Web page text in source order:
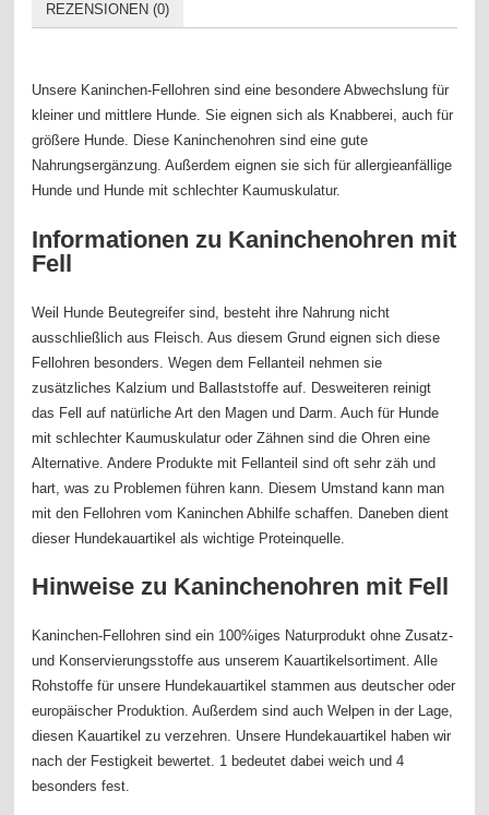
REZENSIONEN (0)
Unsere Kaninchen-Fellohren sind eine besondere Abwechslung für
kleiner und mittlere Hunde. Sie eignen sich als Knabberei, auch für
größere Hunde. Diese Kaninchenohren sind eine gute
Nahrungsergänzung. Außerdem eignen sie sich für allergieanfällige
Hunde und Hunde mit schlechter Kaumuskulatur.
Informationen zu Kaninchenohren mit
Fell
Weil Hunde Beutegreifer sind, besteht ihre Nahrung nicht
ausschließlich aus Fleisch. Aus diesem Grund eignen sich diese
Fellohren besonders. Wegen dem Fellanteil nehmen sie
zusätzliches Kalzium und Ballaststoffe auf. Desweiteren reinigt
das Fell auf natürliche Art den Magen und Darm. Auch für Hunde
mit schlechter Kaumuskulatur oder Zähnen sind die Ohren eine
Alternative. Andere Produkte mit Fellanteil sind oft sehr zäh und
hart, was zu Problemen führen kann. Diesem Umstand kann man
mit den Fellohren vom Kaninchen Abhilfe schaffen. Daneben dient
dieser Hundekauartikel als wichtige Proteinquelle.
Hinweise zu Kaninchenohren mit Fell
Kaninchen-Fellohren sind ein 100%iges Naturprodukt ohne Zusatz-
und Konservierungsstoffe aus unserem Kauartikelsortiment. Alle
Rohstoffe für unsere Hundekauartikel stammen aus deutscher oder
europäischer Produktion. Außerdem sind auch Welpen in der Lage,
diesen Kauartikel zu verzehren. Unsere Hundekauartikel haben wir
nach der Festigkeit bewertet. 1 bedeutet dabei weich und 4
besonders fest.